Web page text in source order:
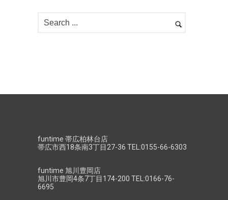
funtime 帯広柏林台店
帯広市西18条南3丁目27-36 TEL:0155-66-6303
funtime 旭川豊岡店
旭川市豊岡4条7丁目174-200 TEL:0166-76-
6695